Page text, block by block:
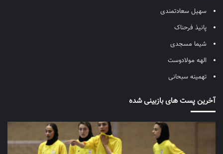
سهیل سعادتمندی
پانیذ فرحناک
شیما مسجدی
الهه مولادوست
تهمینه سبحانی
آخرین پست های بازبینی شده